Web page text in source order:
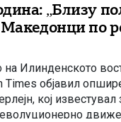
„Близу
Македонци по
Илинденското
објавил
кој известувал